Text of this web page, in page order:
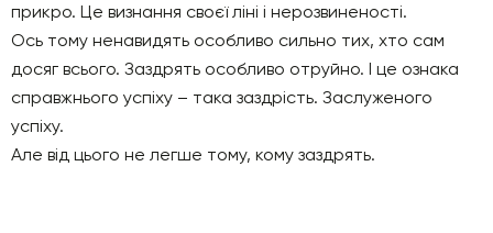
прикро. Це визнання своєї ліні і нерозвиненості.
Ось тому ненавидять особливо сильно тих, хто сам
досяг всього. Заздрять особливо отруйно. І це ознака
справжнього успіху – така заздрість. Заслуженого
успіху.
Але від цього не легше тому, кому заздрять.